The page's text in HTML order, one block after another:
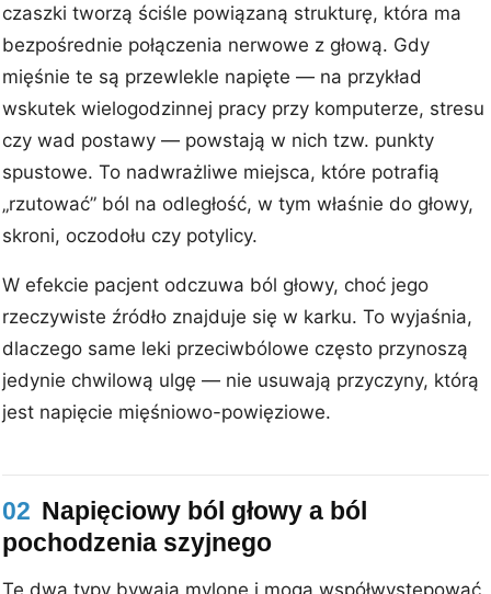
czaszki tworzą ściśle powiązaną strukturę, która ma
bezpośrednie połączenia nerwowe z głową. Gdy
mięśnie te są przewlekle napięte — na przykład
wskutek wielogodzinnej pracy przy komputerze, stresu
czy wad postawy — powstają w nich tzw. punkty
spustowe. To nadwrażliwe miejsca, które potrafią
„rzutować” ból na odległość, w tym właśnie do głowy,
skroni, oczodołu czy potylicy.
W efekcie pacjent odczuwa ból głowy, choć jego
rzeczywiste źródło znajduje się w karku. To wyjaśnia,
dlaczego same leki przeciwbólowe często przynoszą
jedynie chwilową ulgę — nie usuwają przyczyny, którą
jest napięcie mięśniowo-powięziowe.
02 Napięciowy ból głowy a ból
pochodzenia szyjnego
Te dwa typy bywają mylone i mogą współwystępować,